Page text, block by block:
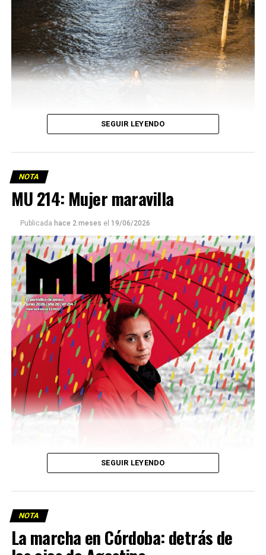
Este número 215 de MU ☝️viene con doble tapa, que
podría ser una frase:
Sin chamuyo, a remarla.
Descargar la Mu en PDF
SEGUIR LEYENDO
NOTA
MU 214: Mujer maravilla
Publicada hace 2 meses el 19/06/2026
SEGUIR LEYENDO
NOTA
La marcha en Córdoba: detrás de